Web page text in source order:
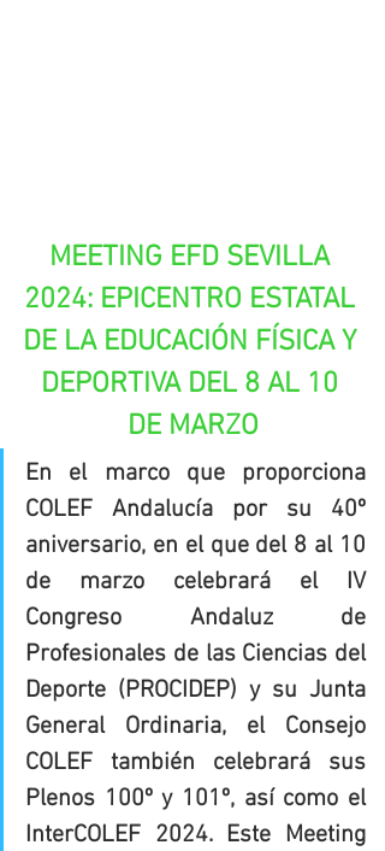
MEETING EFD SEVILLA
2024: EPICENTRO ESTATAL
DE LA EDUCACIÓN FÍSICA Y
DEPORTIVA DEL 8 AL 10
DE MARZO
En el marco que proporciona
COLEF Andalucía por su 40º
aniversario, en el que del 8 al 10
de marzo celebrará el IV
Congreso Andaluz de
Profesionales de las Ciencias del
Deporte (PROCIDEP) y su Junta
General Ordinaria, el Consejo
COLEF también celebrará sus
Plenos 100º y 101º, así como el
InterCOLEF 2024. Este Meeting